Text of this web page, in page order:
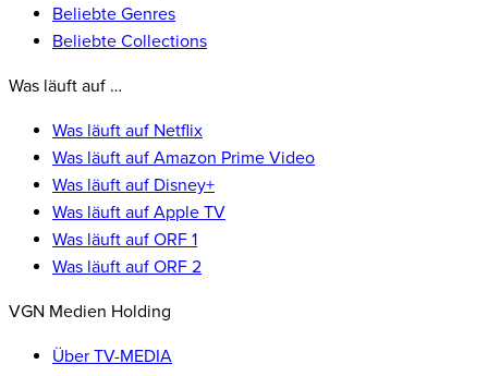
Beliebte Genres
Beliebte Collections
Was läuft auf …
Was läuft auf Netflix
Was läuft auf Amazon Prime Video
Was läuft auf Disney+
Was läuft auf Apple TV
Was läuft auf ORF 1
Was läuft auf ORF 2
VGN Medien Holding
Über TV-MEDIA